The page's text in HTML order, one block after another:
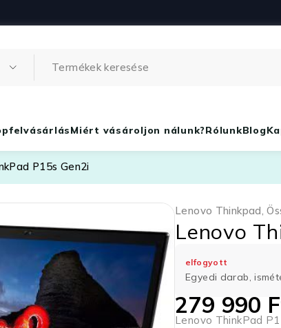
Miért vásároljon nálunk?RólunkBlog
P15s Gen2i
Lenovo Thinkpad,
Lenovo
elfogyott
Egyedi darab,
279 990
Lenovo ThinkPad